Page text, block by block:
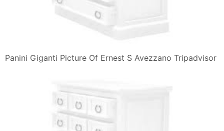
Panini Giganti Picture Of Ernest S Avezzano Tripadvisor